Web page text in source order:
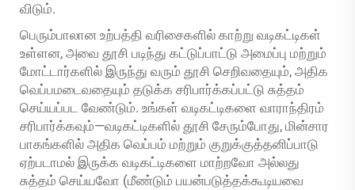
விடும்.
பெரும்பாலான உற்பத்தி வரிசைகளில் காற்று வடிகட்டிகள்
உள்ளன, அவை தூசி படிந்து கட்டுப்பாட்டு அமைப்பு மற்றும்
மோட்டார்களில் இருந்து வரும் தூசி செறிவதையும், அதிக
வெப்பமடைவதையும் தடுக்க சரிபார்க்கப்பட்டு சுத்தம்
செய்யப்பட வேண்டும். உங்கள் வடிகட்டிகளை வாராந்திரம்
சரிபார்க்கவும்—வடிகட்டிகளில் தூசி சேரும்போது, மின்சார
பாகங்களில் அதிக வெப்பம் மற்றும் குறுக்குத்தனிப்பாடு
ஏற்படாமல் இருக்க வடிகட்டிகளை மாற்றவோ அல்லது
சுத்தம் செய்யவோ (மீண்டும் பயன்படுத்தக்கூடியவை